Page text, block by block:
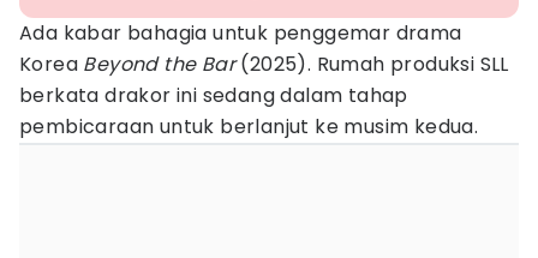
Ada kabar bahagia untuk penggemar drama
Korea Beyond the Bar(2025). Rumah produksi SLL
berkata drakor ini sedang dalam tahap
pembicaraan untuk berlanjut ke musim kedua.